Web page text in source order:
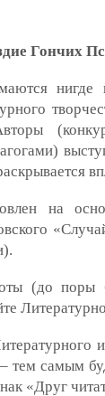
Гончих
нигде
на
(до поры
тем самым
«Друг